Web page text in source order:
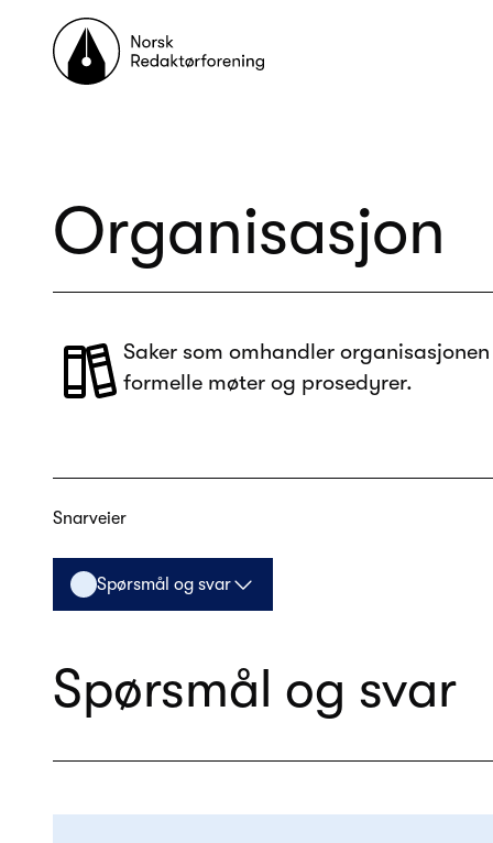
Til forsiden
Organisasjon
Saker som omhandler
formelle møter og prosedyrer.
Snarveier
Spørsmål og svar
Spørsmål og svar